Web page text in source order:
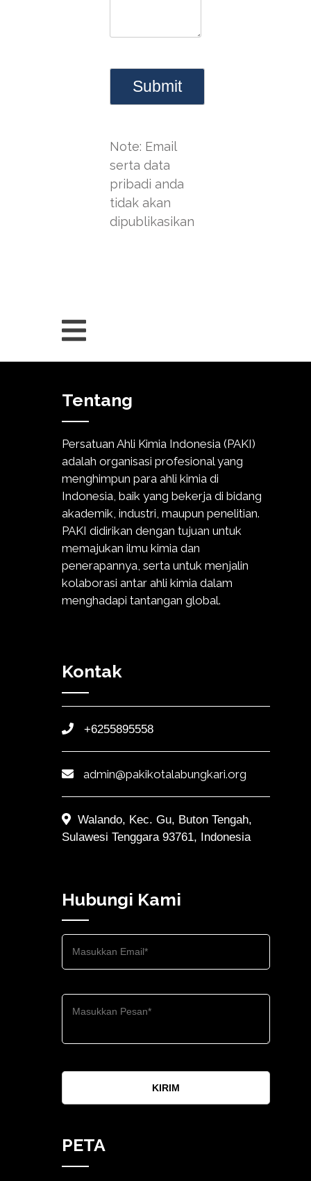
Note: Email
serta data
pribadi anda
tidak akan
dipublikasikan
Tentang
Persatuan Ahli Kimia Indonesia (PAKI)
adalah organisasi profesional yang
menghimpun para ahli kimia di
Indonesia, baik yang bekerja di bidang
akademik, industri, maupun penelitian.
PAKI didirikan dengan tujuan untuk
memajukan ilmu kimia dan
penerapannya, serta untuk menjalin
kolaborasi antar ahli kimia dalam
menghadapi tantangan global.
Kontak
+6255895558
admin@pakikotalabungkari.org
Walando, Kec. Gu, Buton Tengah,
Sulawesi Tenggara 93761, Indonesia
Hubungi Kami
KIRIM
PETA